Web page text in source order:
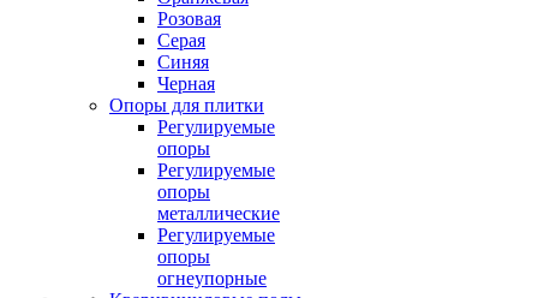
Розовая
Серая
Синяя
Черная
Опоры для плитки
Регулируемые
опоры
Регулируемые
опоры
металлические
Регулируемые
опоры
огнеупорные